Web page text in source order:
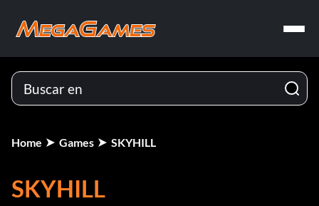
Home Games SKYHILL
SKYHILL